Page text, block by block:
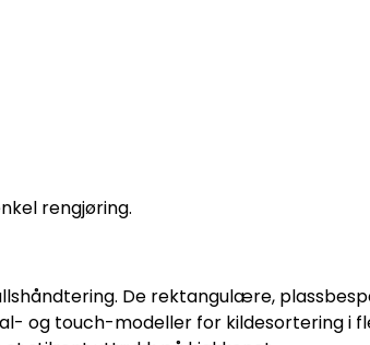
rengjøring.
De rektangulære,
og touch-modeller for kildesortering i